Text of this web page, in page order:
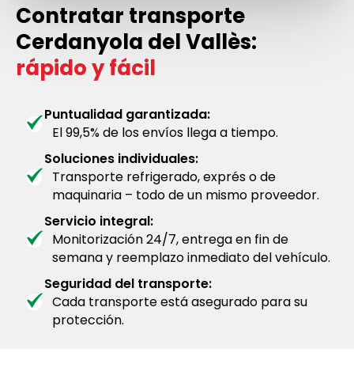
Contratar transporte
Cerdanyola del Vallès:
rápido y fácil
Puntualidad garantizada:
El 99,5% de los envíos llega a tiempo.
Soluciones individuales:
Transporte refrigerado, exprés o de
maquinaria – todo de un mismo proveedor.
Servicio integral:
Monitorización 24/7, entrega en fin de
semana y reemplazo inmediato del vehículo.
Seguridad del transporte:
Cada transporte está asegurado para su
protección.